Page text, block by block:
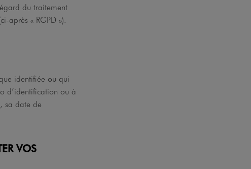
du traitement
après « RGPD »).
identifiée ou qui
d’identification ou à
sa date de
VOS